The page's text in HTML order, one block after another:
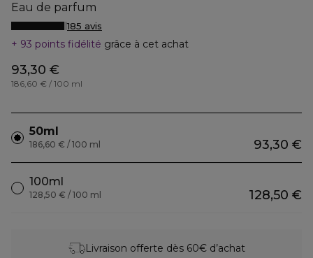
Eau de parfum
185 avis
93 points fidélité grâce à cet achat
93,30 €
186,60 € / 100 ml
50ml
93,30 €
186,60 € / 100 ml
100ml
128,50 €
128,50 € / 100 ml
Livraison offerte dès 60€ d’achat